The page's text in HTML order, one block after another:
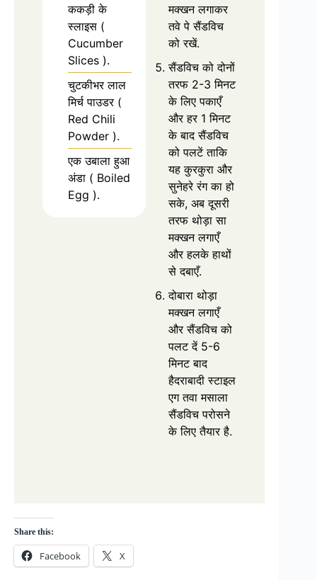
ककड़ी के
स्लाइस (
Cucumber
Slices ).
चुटकीभर लाल
मिर्च पाउडर (
Red Chili
Powder ).
एक उबाला हुआ
अंडा ( Boiled
Egg ).
मक्खन लगाकर
तवे पे सैंडविच
को रखें.
सैंडविच को दोनों
तरफ 2-3 मिनट
के लिए पकाएँ
और हर 1 मिनट
के बाद सैंडविच
को पलटें ताकि
यह कुरकुरा और
सुनेहरे रंग का हो
सके, अब दूसरी
तरफ थोड़ा सा
मक्खन लगाएँ
और हलके हाथों
से दबाएँ.
दोबारा थोड़ा
मक्खन लगाएँ
और सैंडविच को
पलट दें 5-6
मिनट बाद
हैदराबादी स्टाइल
एग तवा मसाला
सैंडविच परोसने
के लिए तैयार है.
Share this:
Facebook X